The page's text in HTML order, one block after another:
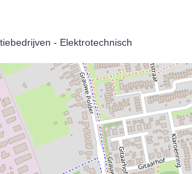
- Elektrotechnisch